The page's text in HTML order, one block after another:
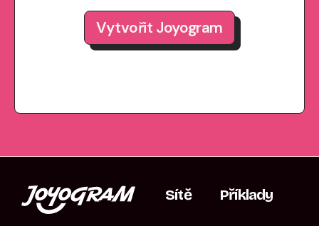
Vytvořit Joyogram
Sítě Příklady